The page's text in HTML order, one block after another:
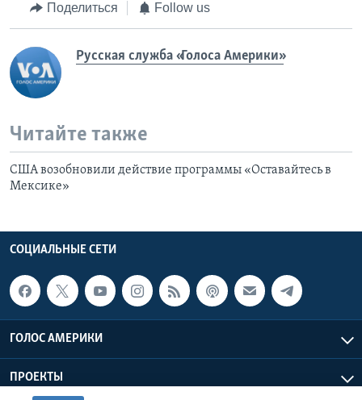
Поделиться Follow us
Русская служба «Голоса Америки»
Читайте также
США возобновили действие программы «Оставайтесь в
Мексике»
СОЦИАЛЬНЫЕ СЕТИ
ГОЛОС АМЕРИКИ
ПРОЕКТЫ